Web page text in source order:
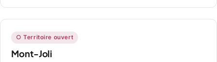
○ Territoire ouvert
Mont-Joli